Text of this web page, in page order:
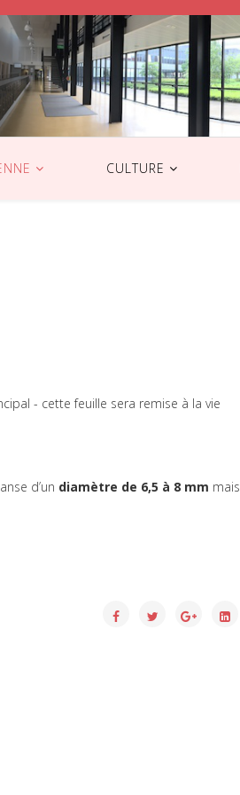
CULTURE
- cette feuille sera remise à la vie
d’un diamètre de 6,5 à 8 mm mais